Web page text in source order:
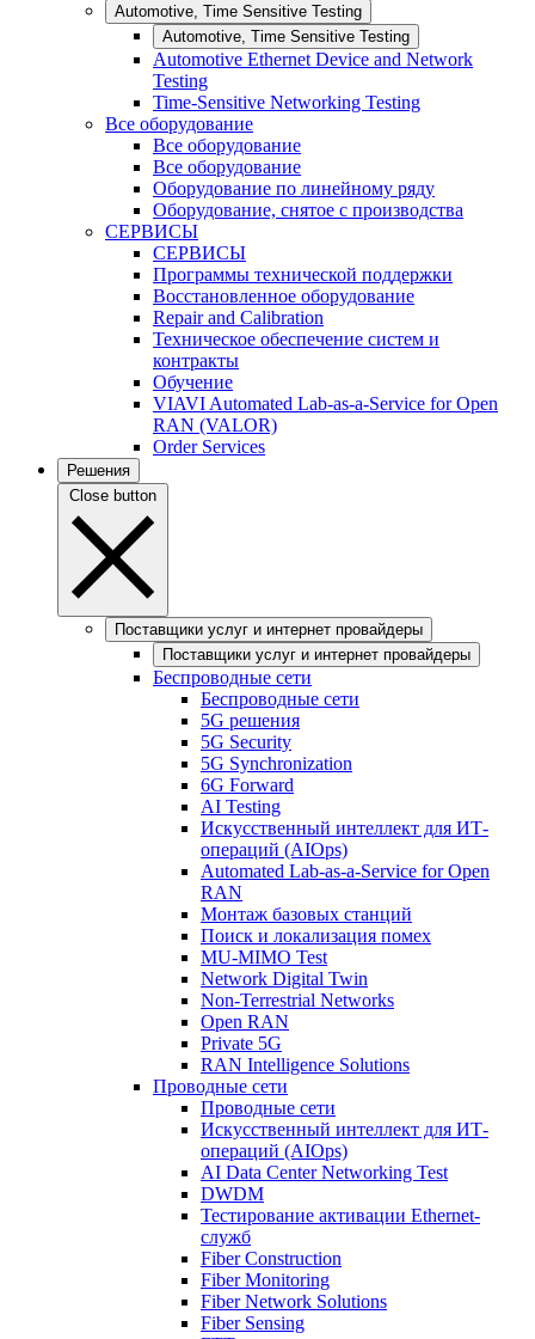
Automotive, Time Sensitive Testing
Automotive, Time Sensitive Testing
Automotive Ethernet Device and Network
Testing
Time-Sensitive Networking Testing
Все оборудование
Все оборудование
Все оборудование
Оборудование по линейному ряду
Оборудование, снятое с производства
СЕРВИСЫ
СЕРВИСЫ
Программы технической поддержки
Восстановленное оборудование
Repair and Calibration
Техническое обеспечение систем и
контракты
Обучение
VIAVI Automated Lab-as-a-Service for Open
RAN (VALOR)
Order Services
Решения
Close button
Поставщики услуг и интернет провайдеры
Поставщики услуг и интернет провайдеры
Беспроводные сети
Беспроводные сети
5G решения
5G Security
5G Synchronization
6G Forward
AI Testing
Искусственный интеллект для ИТ-
операций (AIOps)
Automated Lab-as-a-Service for Open
RAN
Монтаж базовых станций
Поиск и локализация помех
MU-MIMO Test
Network Digital Twin
Non-Terrestrial Networks
Open RAN
Private 5G
RAN Intelligence Solutions
Проводные сети
Проводные сети
Искусственный интеллект для ИТ-
операций (AIOps)
AI Data Center Networking Test
DWDM
Тестирование активации Ethernet-
служб
Fiber Construction
Fiber Monitoring
Fiber Network Solutions
Fiber Sensing